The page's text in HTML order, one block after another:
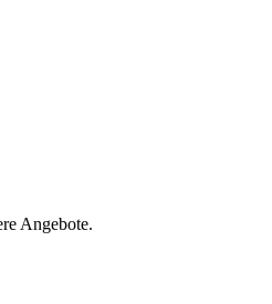
Angebote.